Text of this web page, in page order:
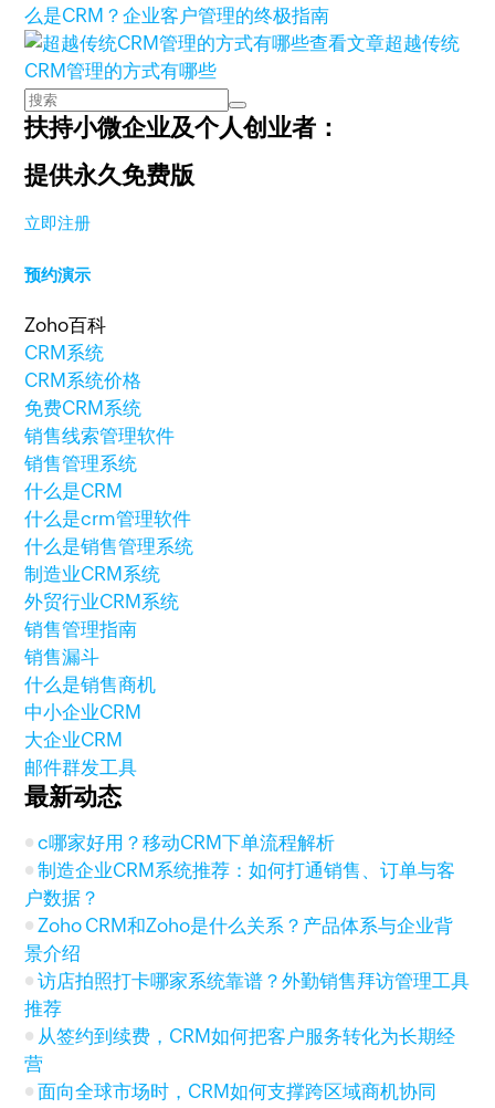
么是CRM？企业客户管理的终极指南
查看文章超越传统
CRM管理的方式有哪些
扶持小微企业及个人创业者：
提供永久免费版
立即注册
预约演示
Zoho百科
CRM系统
CRM系统价格
免费CRM系统
销售线索管理软件
销售管理系统
什么是CRM
什么是crm管理软件
什么是销售管理系统
制造业CRM系统
外贸行业CRM系统
销售管理指南
销售漏斗
什么是销售商机
中小企业CRM
大企业CRM
邮件群发工具
最新动态
c哪家好用？移动CRM下单流程解析
制造企业CRM系统推荐：如何打通销售、订单与客
户数据？
Zoho CRM和Zoho是什么关系？产品体系与企业背
景介绍
访店拍照打卡哪家系统靠谱？外勤销售拜访管理工具
推荐
从签约到续费，CRM如何把客户服务转化为长期经
营
面向全球市场时，CRM如何支撑跨区域商机协同